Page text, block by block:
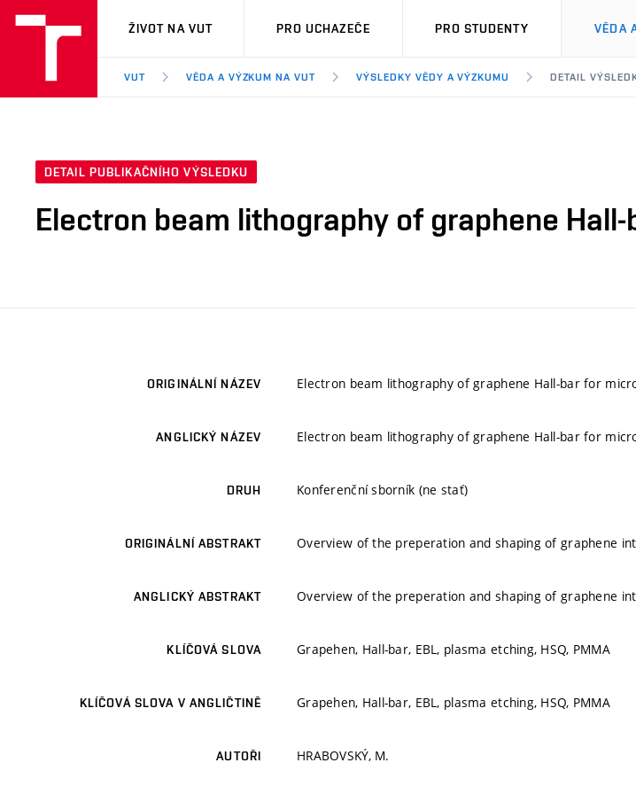
VUT
ŽIVOT NA VUT PRO UCHAZEČE PRO STUDENTY VĚDA
VUT VĚDA A VÝZKUM NA VUT VÝSLEDKY VĚDY A VÝZKUMU DETAIL
DETAIL PUBLIKAČNÍHO VÝSLEDKU
Electron beam lithography of graphene
ORIGINÁLNÍ NÁZEV Electron beam lithography of graphene Hall-bar for
ANGLICKÝ NÁZEV Electron beam lithography of graphene Hall-bar for
DRUH Konferenční sborník (ne stať)
ORIGINÁLNÍ ABSTRAKT Overview of the preperation and shaping of graphene
ANGLICKÝ ABSTRAKT Overview of the preperation and shaping of graphene
KLÍČOVÁ SLOVA Grapehen, Hall-bar, EBL, plasma etching, HSQ, PMMA
KLÍČOVÁ SLOVA V ANGLIČTINĚ Grapehen, Hall-bar, EBL, plasma etching, HSQ, PMMA
AUTOŘI HRABOVSKÝ, M.